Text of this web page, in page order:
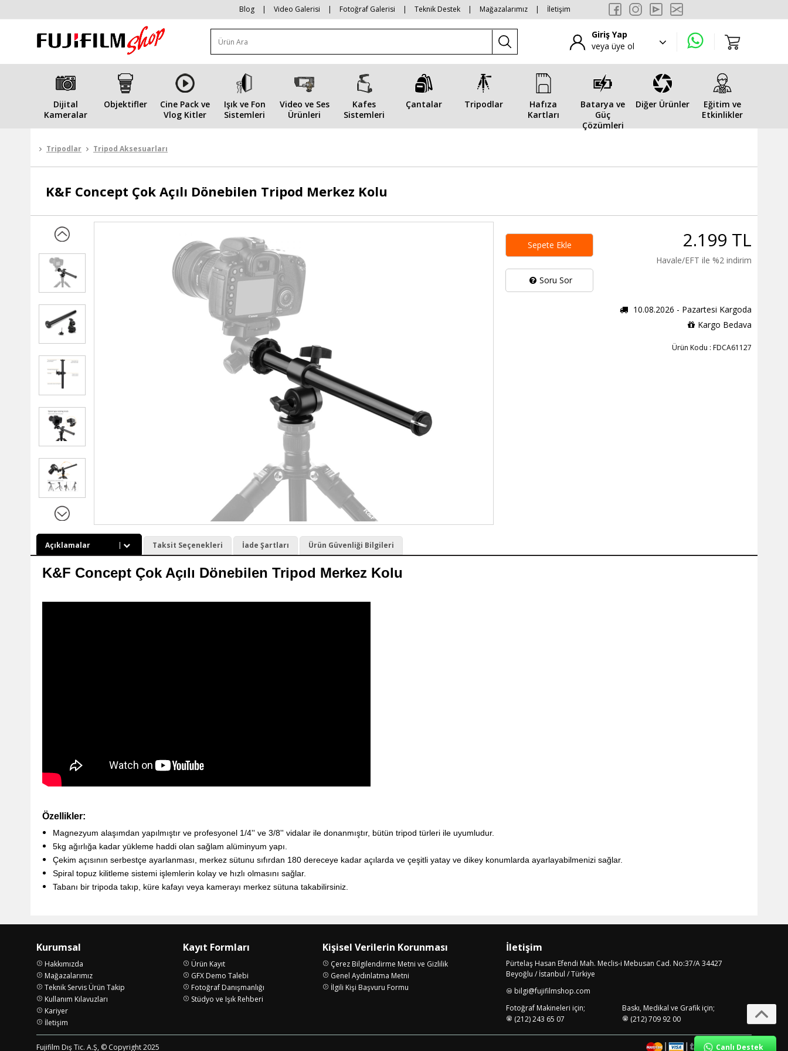
Blog | Video Galerisi | Fotoğraf Galerisi | Teknik Destek | Mağazalarımız | İletişim
Giriş Yap
veya üye ol
Dijital
Kameralar
Objektifler
Cine Pack ve
Vlog Kitler
Işık ve Fon
Sistemleri
Video ve Ses
Ürünleri
Kafes
Sistemleri
Çantalar Tripodlar
Hafıza
Kartları
Batarya ve
Güç
Çözümleri
Diğer Ürünler
Eğitim ve
Etkinlikler
Tripodlar Tripod Aksesuarları
K&F Concept Çok Açılı Dönebilen Tripod Merkez Kolu
Sepete Ekle
Soru Sor
2.199 TL
Havale/EFT ile %2 indirim
10.08.2026 - Pazartesi Kargoda
Kargo Bedava
Ürün Kodu : FDCA61127
Açıklamalar Taksit Seçenekleri İade Şartları Ürün Güvenliği Bilgileri
K&F Concept Çok Açılı Dönebilen Tripod Merkez Kolu
Özellikler:
Magnezyum alaşımdan yapılmıştır ve profesyonel 1/4'' ve 3/8'' vidalar ile donanmıştır, bütün tripod türleri ile uyumludur.
5kg ağırlığa kadar yükleme haddi olan sağlam alüminyum yapı.
Çekim açısının serbestçe ayarlanması, merkez sütunu sıfırdan 180 dereceye kadar açılarda ve çeşitli yatay ve dikey konumlarda ayarlayabilmenizi sağlar.
Spiral topuz kilitleme sistemi işlemlerin kolay ve hızlı olmasını sağlar.
Tabanı bir tripoda takıp, küre kafayı veya kamerayı merkez sütuna takabilirsiniz.
Kurumsal
Hakkımızda
Mağazalarımız
Teknik Servis Ürün Takip
Kullanım Kılavuzları
Kariyer
İletişim
Kayıt Formları
Ürün Kayıt
GFX Demo Talebi
Fotoğraf Danışmanlığı
Stüdyo ve Işık Rehberi
Kişisel Verilerin Korunması
Çerez Bilgilendirme Metni ve Gizlilik
Genel Aydınlatma Metni
İlgili Kişi Başvuru Formu
İletişim
Pürtelaş Hasan Efendi Mah. Meclis-i Mebusan Cad. No:37/A 34427
Beyoğlu / İstanbul / Türkiye
bilgi@fujifilmshop.com
Fotoğraf Makineleri için;
(212) 243 65 07
Baskı, Medikal ve Grafik için;
(212) 709 92 00
Fujifilm Dış Tic. A.Ş, © Copyright 2025 Canlı Destek